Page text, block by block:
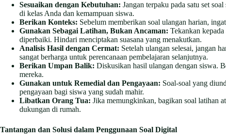
Sesuaikan dengan Kebutuhan: Jangan terpaku pada satu set
di kelas Anda dan kemampuan siswa.
Berikan Konteks: Sebelum memberikan soal ulangan harian,
Gunakan Sebagai Latihan, Bukan Ancaman: Tekankan
diperbaiki. Hindari menciptakan suasana yang menakutkan.
Analisis Hasil dengan Cermat: Setelah ulangan selesai, jangan
sangat berharga untuk perencanaan pembelajaran selanjutnya.
Berikan Umpan Balik: Diskusikan hasil ulangan dengan siswa.
mereka.
Gunakan untuk Remedial dan Pengayaan: Soal-soal yang
pengayaan bagi siswa yang sudah mahir.
Libatkan Orang Tua: Jika memungkinkan, bagikan soal latihan
dukungan di rumah.
Tantangan dan Solusi dalam Penggunaan Soal Digital